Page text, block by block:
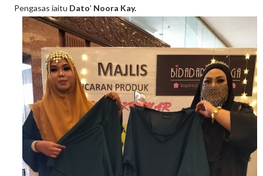
Pengasas iaitu Dato' Noora Kay.